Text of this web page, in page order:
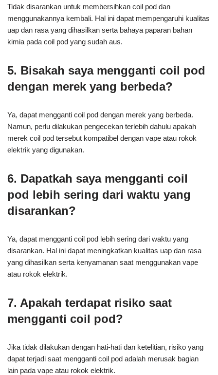
Tidak disarankan untuk membersihkan coil pod dan
menggunakannya kembali. Hal ini dapat mempengaruhi kualitas
uap dan rasa yang dihasilkan serta bahaya paparan bahan
kimia pada coil pod yang sudah aus.
5. Bisakah saya mengganti coil pod
dengan merek yang berbeda?
Ya, dapat mengganti coil pod dengan merek yang berbeda.
Namun, perlu dilakukan pengecekan terlebih dahulu apakah
merek coil pod tersebut kompatibel dengan vape atau rokok
elektrik yang digunakan.
6. Dapatkah saya mengganti coil
pod lebih sering dari waktu yang
disarankan?
Ya, dapat mengganti coil pod lebih sering dari waktu yang
disarankan. Hal ini dapat meningkatkan kualitas uap dan rasa
yang dihasilkan serta kenyamanan saat menggunakan vape
atau rokok elektrik.
7. Apakah terdapat risiko saat
mengganti coil pod?
Jika tidak dilakukan dengan hati-hati dan ketelitian, risiko yang
dapat terjadi saat mengganti coil pod adalah merusak bagian
lain pada vape atau rokok elektrik.